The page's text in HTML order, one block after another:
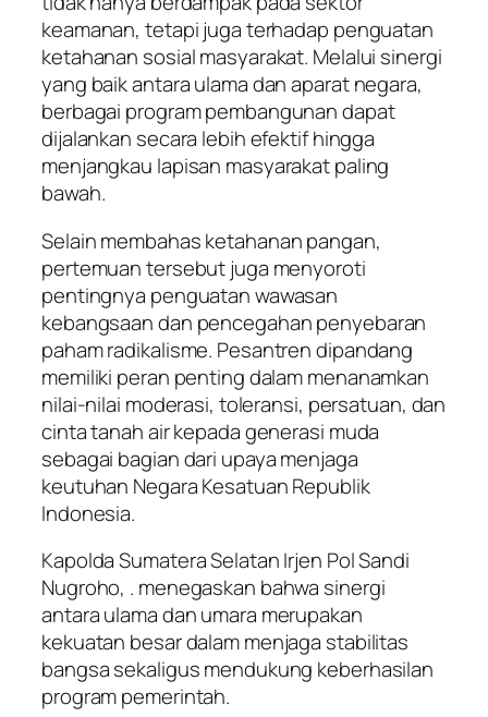
keamanan, tetapi juga terhadap penguatan
ketahanan sosial masyarakat. Melalui sinergi
yang baik antara ulama dan aparat negara,
berbagai program pembangunan dapat
dijalankan secara lebih efektif hingga
menjangkau lapisan masyarakat paling
bawah.
Selain membahas ketahanan pangan,
pertemuan tersebut juga menyoroti
pentingnya penguatan wawasan
kebangsaan dan pencegahan penyebaran
paham radikalisme. Pesantren dipandang
memiliki peran penting dalam menanamkan
nilai-nilai moderasi, toleransi, persatuan, dan
cinta tanah air kepada generasi muda
sebagai bagian dari upaya menjaga
keutuhan Negara Kesatuan Republik
Indonesia.
Kapolda Sumatera Selatan Irjen Pol Sandi
Nugroho, . menegaskan bahwa sinergi
antara ulama dan umara merupakan
kekuatan besar dalam menjaga stabilitas
bangsa sekaligus mendukung keberhasilan
program pemerintah.